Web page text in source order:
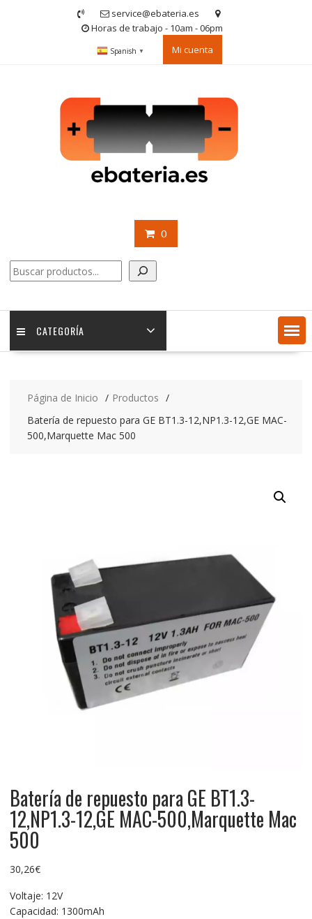
service@ebateria.es
Horas de trabajo - 10am - 06pm
Spanish ▼ Mi cuenta
0
Buscar
CATEGORÍA
Página de Inicio
Productos
Batería de repuesto para GE BT1.3-12,NP1.3-12,GE MAC-
500,Marquette Mac 500
Batería de repuesto para GE BT1.3-
12,NP1.3-12,GE MAC-500,Marquette Mac
500
30,26€
Voltaje: 12V
Capacidad: 1300mAh